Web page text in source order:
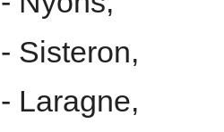
- Sisteron,
- Laragne,